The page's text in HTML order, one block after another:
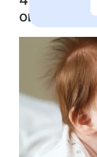
ощущения